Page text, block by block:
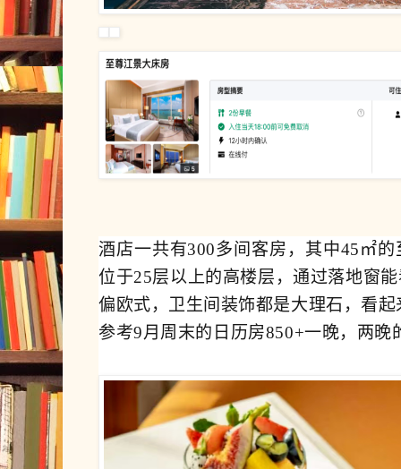
酒店一共有300多间客房，其中45㎡的
位于25层以上的高楼层，通过落地窗
偏欧式，卫生间装饰都是大理石，看
参考9月周末的日历房850+一晚，两晚